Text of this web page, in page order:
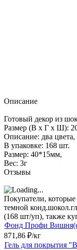
Описание
Готовый декор из
Размер (В x Г x Ш):
Описание: два цвета,
В упаковке: 168 шт.
Размер: 40*15мм,
Вес: 3г
Отзывы
Покупатели,
темной
(168 шт/уп), также
Фонд Профи
871,86 ₽/кг
Гель для покрытия